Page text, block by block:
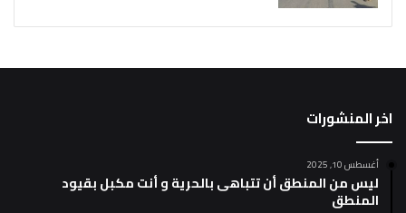
اخر المنشورات
أغسطس 10, 2025
ليس من المنطق أن تتباهى بالحرية و أنت مكبل بقيود
المنطق